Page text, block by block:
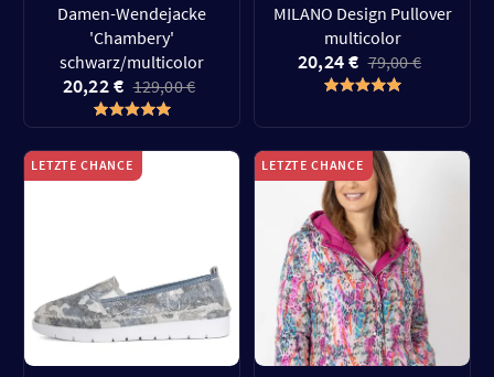
Damen-Wendejacke
'Chambery'
schwarz/multicolor
20,22 € 129,00 €
MILANO Design Pullover
multicolor
20,24 € 79,00 €
LETZTE CHANCE LETZTE CHANCE